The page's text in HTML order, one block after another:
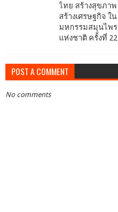
ไทย สร้างสุขภาพ
สร้างเศรษฐกิจ ใน
มหกรรมสมุนไพร
แห่งชาติ ครั้งที่ 22
POST A COMMENT
No comments